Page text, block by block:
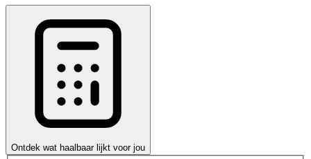
Ontdek wat haalbaar lijkt voor jou